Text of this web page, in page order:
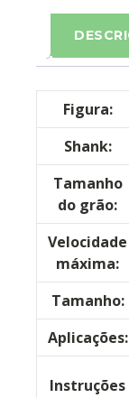
Figura:
Shank:
Tamanho
do grão:
Velocidade
máxima:
Tamanho:
Aplicações:
Instruções